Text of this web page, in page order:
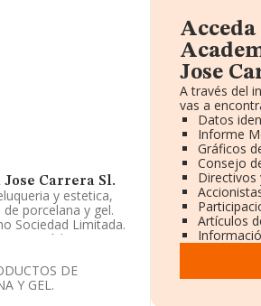
Carrera Sl.
y estetica,
porcelana y gel.
Sociedad Limitada.
Código es
las cifras
empleados ha
DE
Y GEL.
Jose
A través del
vas a
Datos
Informe
Gráficos
Consejo
Directivos
Artículos